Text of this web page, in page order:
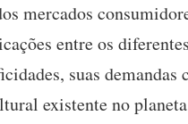
mercados
entre os
suas demandas
existente no